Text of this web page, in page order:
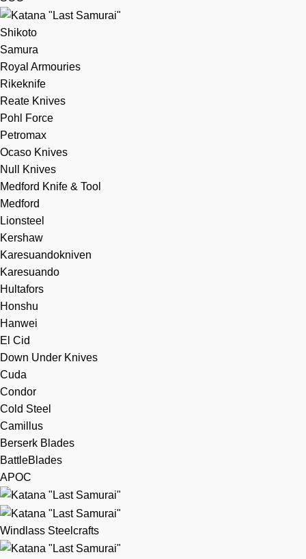
Shikoto
Samura
Royal Armouries
Rikeknife
Reate Knives
Pohl Force
Petromax
Ocaso Knives
Null Knives
Medford Knife & Tool
Medford
Lionsteel
Kershaw
Karesuandokniven
Karesuando
Hultafors
Honshu
Hanwei
El Cid
Down Under Knives
Cuda
Condor
Cold Steel
Camillus
Berserk Blades
BattleBlades
APOC
Windlass Steelcrafts